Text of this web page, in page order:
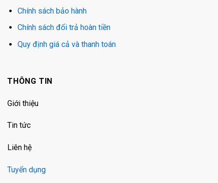
Chính sách bảo hành
Chính sách đổi trả hoàn tiền
Quy định giá cả và thanh toán
THÔNG TIN
Giới thiệu
Tin tức
Liên hệ
Tuyển dụng